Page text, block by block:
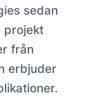
sedan
projekt
från
erbjuder